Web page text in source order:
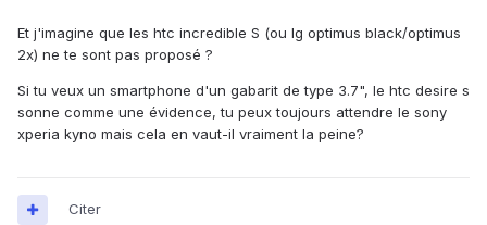
Et j'imagine que les htc incredible S (ou lg optimus black/optimus
2x) ne te sont pas proposé ?
Si tu veux un smartphone d'un gabarit de type 3.7", le htc desire s
sonne comme une évidence, tu peux toujours attendre le sony
xperia kyno mais cela en vaut-il vraiment la peine?
Citer